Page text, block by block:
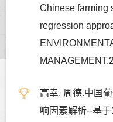
Chinese farming
regression
高幸, 周德.中国
响因素解析--基